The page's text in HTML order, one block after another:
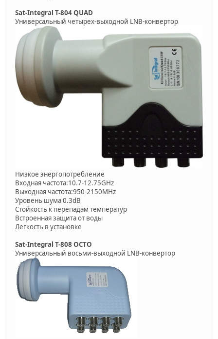
Sat-Integral T-804 QUAD
Универсальный четырех-выходной LNB-конвертор
Низкое энергопотребление
Входная частота:10.7-12.75GHz
Выходная частота:950-2150MHz
Уровень шума 0.3dB
Стойкость к перепадам температур
Встроенная защита от воды
Легкость в установке
Sat-Integral T-808 OCTO
Универсальный восьми-выходной LNB-конвертор